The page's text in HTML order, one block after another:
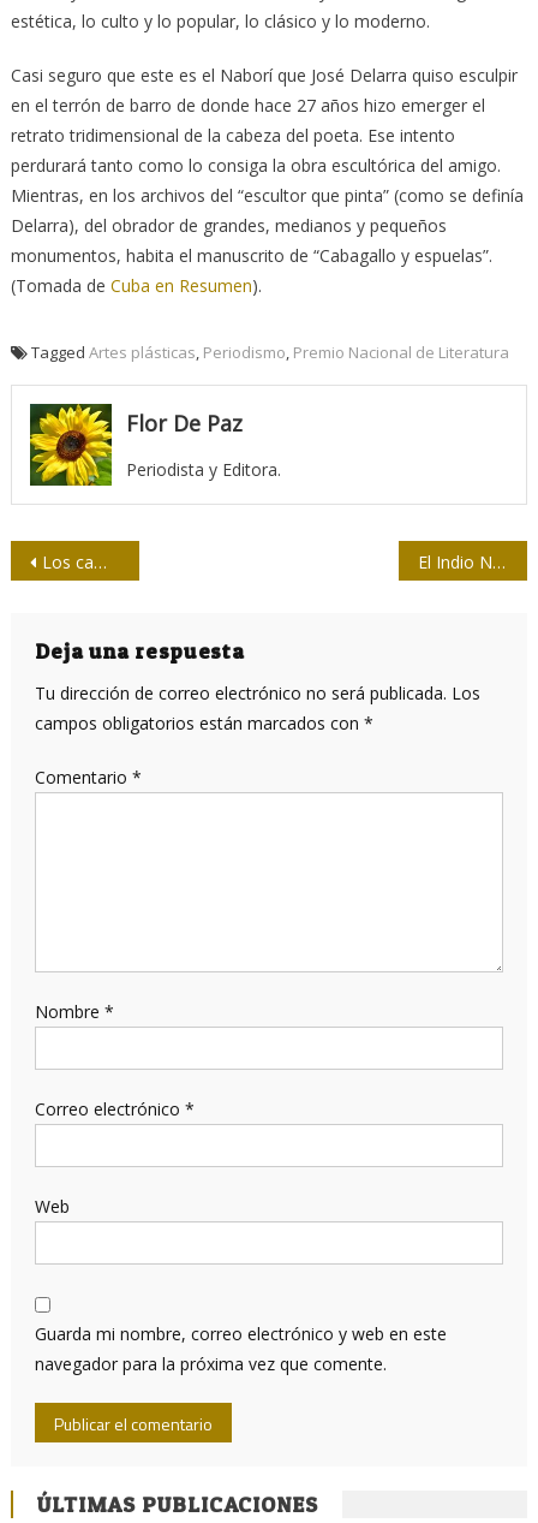
estética, lo culto y lo popular, lo clásico y lo moderno.
Casi seguro que este es el Naborí que José Delarra quiso esculpir
en el terrón de barro de donde hace 27 años hizo emerger el
retrato tridimensional de la cabeza del poeta. Ese intento
perdurará tanto como lo consiga la obra escultórica del amigo.
Mientras, en los archivos del “escultor que pinta” (como se definía
Delarra), del obrador de grandes, medianos y pequeños
monumentos, habita el manuscrito de “Cabagallo y espuelas”.
(Tomada de Cuba en Resumen).
Tagged Artes plásticas, Periodismo, Premio Nacional de Literatura
Flor De Paz
Periodista y Editora.
Navegación
entradas
Los cambios sustantivos en la prensa cubana comenzaron en enero de 1959 El Indio Naborí y su huella en el periodismo
Deja una respuesta
Tu dirección de correo electrónico no será publicada. Los
campos obligatorios están marcados con *
Comentario *
Nombre *
Correo electrónico *
Web
Guarda mi nombre, correo electrónico y web en este
navegador para la próxima vez que comente.
ÚLTIMAS PUBLICACIONES